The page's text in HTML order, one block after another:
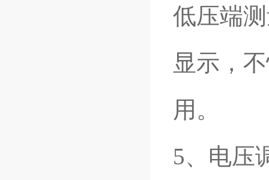
低压端
显示，
用。
5、电压